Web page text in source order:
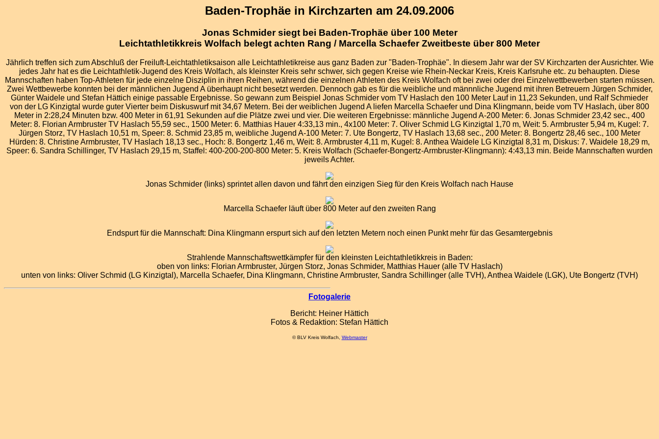
Baden-Trophäe in Kirchzarten am 24.09.2006
Jonas Schmider siegt bei Baden-Trophäe über 100 Meter
Leichtathletikkreis Wolfach belegt achten Rang / Marcella Schaefer Zweitbeste über 800 Meter
Jährlich treffen sich zum Abschluß der Freiluft-Leichtathletiksaison alle Leichtathletikreise aus ganz Baden zur "Baden-Trophäe". In diesem Jahr war der SV Kirchzarten der Ausrichter. Wie
jedes Jahr hat es die Leichtathletik-Jugend des Kreis Wolfach, als kleinster Kreis sehr schwer, sich gegen Kreise wie Rhein-Neckar Kreis, Kreis Karlsruhe etc. zu behaupten. Diese
Mannschaften haben Top-Athleten für jede einzelne Disziplin in ihren Reihen, während die einzelnen Athleten des Kreis Wolfach oft bei zwei oder drei Einzelwettbewerben starten müssen.
Zwei Wettbewerbe konnten bei der männlichen Jugend A überhaupt nicht besetzt werden. Dennoch gab es für die weibliche und männnliche Jugend mit ihren Betreuern Jürgen Schmider,
Günter Waidele und Stefan Hättich einige passable Ergebnisse. So gewann zum Beispiel Jonas Schmider vom TV Haslach den 100 Meter Lauf in 11,23 Sekunden, und Ralf Schmieder
von der LG Kinzigtal wurde guter Vierter beim Diskuswurf mit 34,67 Metern. Bei der weiblichen Jugend A liefen Marcella Schaefer und Dina Klingmann, beide vom TV Haslach, über 800
Meter in 2:28,24 Minuten bzw. 400 Meter in 61,91 Sekunden auf die Plätze zwei und vier. Die weiteren Ergebnisse: männliche Jugend A-200 Meter: 6. Jonas Schmider 23,42 sec., 400
Meter: 8. Florian Armbruster TV Haslach 55,59 sec., 1500 Meter: 6. Matthias Hauer 4:33,13 min., 4x100 Meter: 7. Oliver Schmid LG Kinzigtal 1,70 m, Weit: 5. Armbruster 5,94 m, Kugel: 7.
Jürgen Storz, TV Haslach 10,51 m, Speer: 8. Schmid 23,85 m, weibliche Jugend A-100 Meter: 7. Ute Bongertz, TV Haslach 13,68 sec., 200 Meter: 8. Bongertz 28,46 sec., 100 Meter
Hürden: 8. Christine Armbruster, TV Haslach 18,13 sec., Hoch: 8. Bongertz 1,46 m, Weit: 8. Armbruster 4,11 m, Kugel: 8. Anthea Waidele LG Kinzigtal 8,31 m, Diskus: 7. Waidele 18,29 m,
Speer: 6. Sandra Schillinger, TV Haslach 29,15 m, Staffel: 400-200-200-800 Meter: 5. Kreis Wolfach (Schaefer-Bongertz-Armbruster-Klingmann): 4:43,13 min. Beide Mannschaften wurden
jeweils Achter.
Jonas Schmider (links) sprintet allen davon und fährt den einzigen Sieg für den Kreis Wolfach nach Hause
Marcella Schaefer läuft über 800 Meter auf den zweiten Rang
Endspurt für die Mannschaft: Dina Klingmann erspurt sich auf den letzten Metern noch einen Punkt mehr für das Gesamtergebnis
Strahlende Mannschaftswettkämpfer für den kleinsten Leichtathletikkreis in Baden:
oben von links: Florian Armbruster, Jürgen Storz, Jonas Schmider, Matthias Hauer (alle TV Haslach)
unten von links: Oliver Schmid (LG Kinzigtal), Marcella Schaefer, Dina Klingmann, Christine Armbruster, Sandra Schillinger (alle TVH), Anthea Waidele (LGK), Ute Bongertz (TVH)
Fotogalerie
Bericht: Heiner Hättich
Fotos & Redaktion: Stefan Hättich
© BLV Kreis Wolfach, Webmaster